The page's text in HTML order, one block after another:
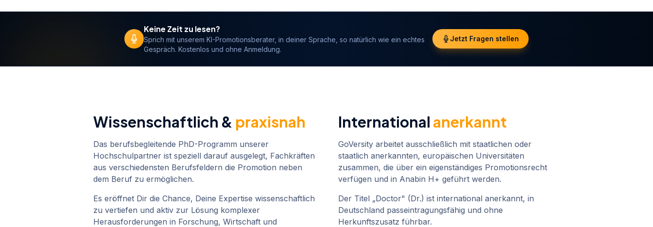
Keine Zeit zu lesen?
Sprich mit unserem KI-Promotionsberater, in deiner Sprache, so natürlich wie ein echtes
Gespräch. Kostenlos und ohne Anmeldung.
Jetzt Fragen stellen
Wissenschaftlich & praxisnah
Das berufsbegleitende PhD-Programm unserer
Hochschulpartner ist speziell darauf ausgelegt, Fachkräften
aus verschiedensten Berufsfeldern die Promotion neben
dem Beruf zu ermöglichen.
Es eröffnet Dir die Chance, Deine Expertise wissenschaftlich
zu vertiefen und aktiv zur Lösung komplexer
Herausforderungen in Forschung, Wirtschaft und
International anerkannt
GoVersity arbeitet ausschließlich mit staatlichen oder
staatlich anerkannten, europäischen Universitäten
zusammen, die über ein eigenständiges Promotionsrecht
verfügen und in Anabin H+ geführt werden.
Der Titel „Doctor" (Dr.) ist international anerkannt, in
Deutschland passeintragungsfähig und ohne
Herkunftszusatz führbar.